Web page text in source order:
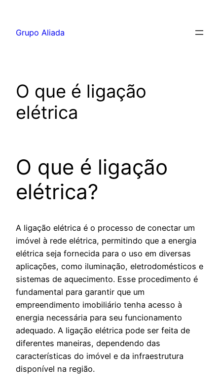
Grupo Aliada
O que é ligação
elétrica
O que é ligação
elétrica?
A ligação elétrica é o processo de conectar um
imóvel à rede elétrica, permitindo que a energia
elétrica seja fornecida para o uso em diversas
aplicações, como iluminação, eletrodomésticos e
sistemas de aquecimento. Esse procedimento é
fundamental para garantir que um
empreendimento imobiliário tenha acesso à
energia necessária para seu funcionamento
adequado. A ligação elétrica pode ser feita de
diferentes maneiras, dependendo das
características do imóvel e da infraestrutura
disponível na região.